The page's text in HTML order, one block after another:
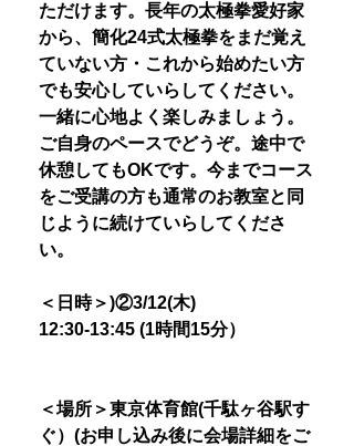
ただけます。長年の太極拳愛好家
から、簡化24式太極拳をまだ覚え
ていない方・これから始めたい方
でも安心していらしてください。
一緒に心地よく楽しみましょう。
ご自身のペースでどうぞ。途中で
休憩してもOKです。今までコース
をご受講の方も通常のお教室と同
じように続けていらしてくださ
い。
＜日時＞)②3/12(木)
12:30-13:45 (1時間15分）
＜場所＞東京体育館(千駄ヶ谷駅す
ぐ）(お申し込み後に会場詳細をご